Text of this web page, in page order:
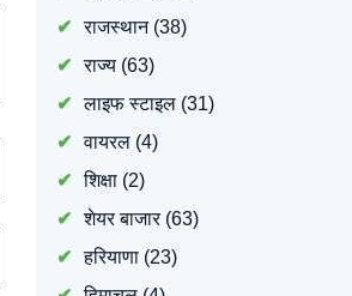
राजस्थान(38)
राज्य(63)
लाइफ स्टाइल(31)
वायरल(4)
शिक्षा(2)
शेयर बाजार(63)
हरियाणा(23)